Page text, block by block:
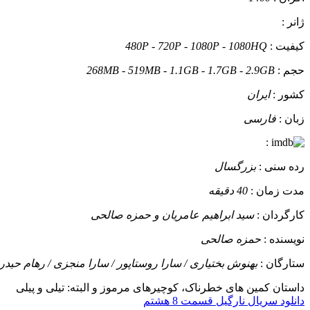
ژانر :
کیفیت : 480P - 720P - 1080P - 1080HQ
حجم : 268MB - 519MB - 1.1GB - 1.7GB - 2.9GB
کشور :ایران
زبان : فارسی
:
رده سنی :بزرگسال
مدت زمان : 40 دقیقه
کارگردان :سید ابراهیم عامریان و حمزه صالحی
نویسنده : حمزه صالحی
ستارگان :بهنوش بختیاری / سارا روستاپور / سارا منجزی / رهام
داستان کمین های خطرناک، کوچیرهای مرموز و البته: تیلی و پیلی
دانلود سریال نارگیل قسمت 8 هشتم